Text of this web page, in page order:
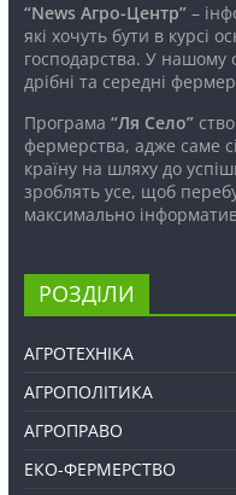
“News Агро-Центр”–
які хочуть бути в курсі
господарства. У нашому
дрібні та середні
Програма “Ля Село”
фермерства, адже саме
країну на шляху до
зроблять усе, щоб
максимально
РОЗДІЛИ
АГРОТЕХНІКА
АГРОПОЛІТИКА
АГРОПРАВО
ЕКО-ФЕРМЕРСТВО